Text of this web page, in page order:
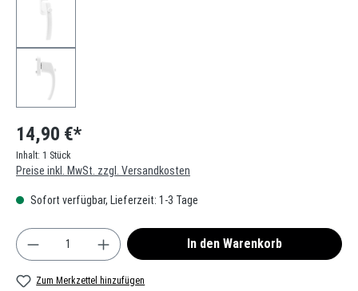
14,90 €*
Inhalt: 1 Stück
Preise inkl. MwSt. zzgl. Versandkosten
Sofort verfügbar, Lieferzeit: 1-3 Tage
Produkt Anzahl: Gib den gewünschten Wert ein
In den Warenkorb
Zum Merkzettel hinzufügen